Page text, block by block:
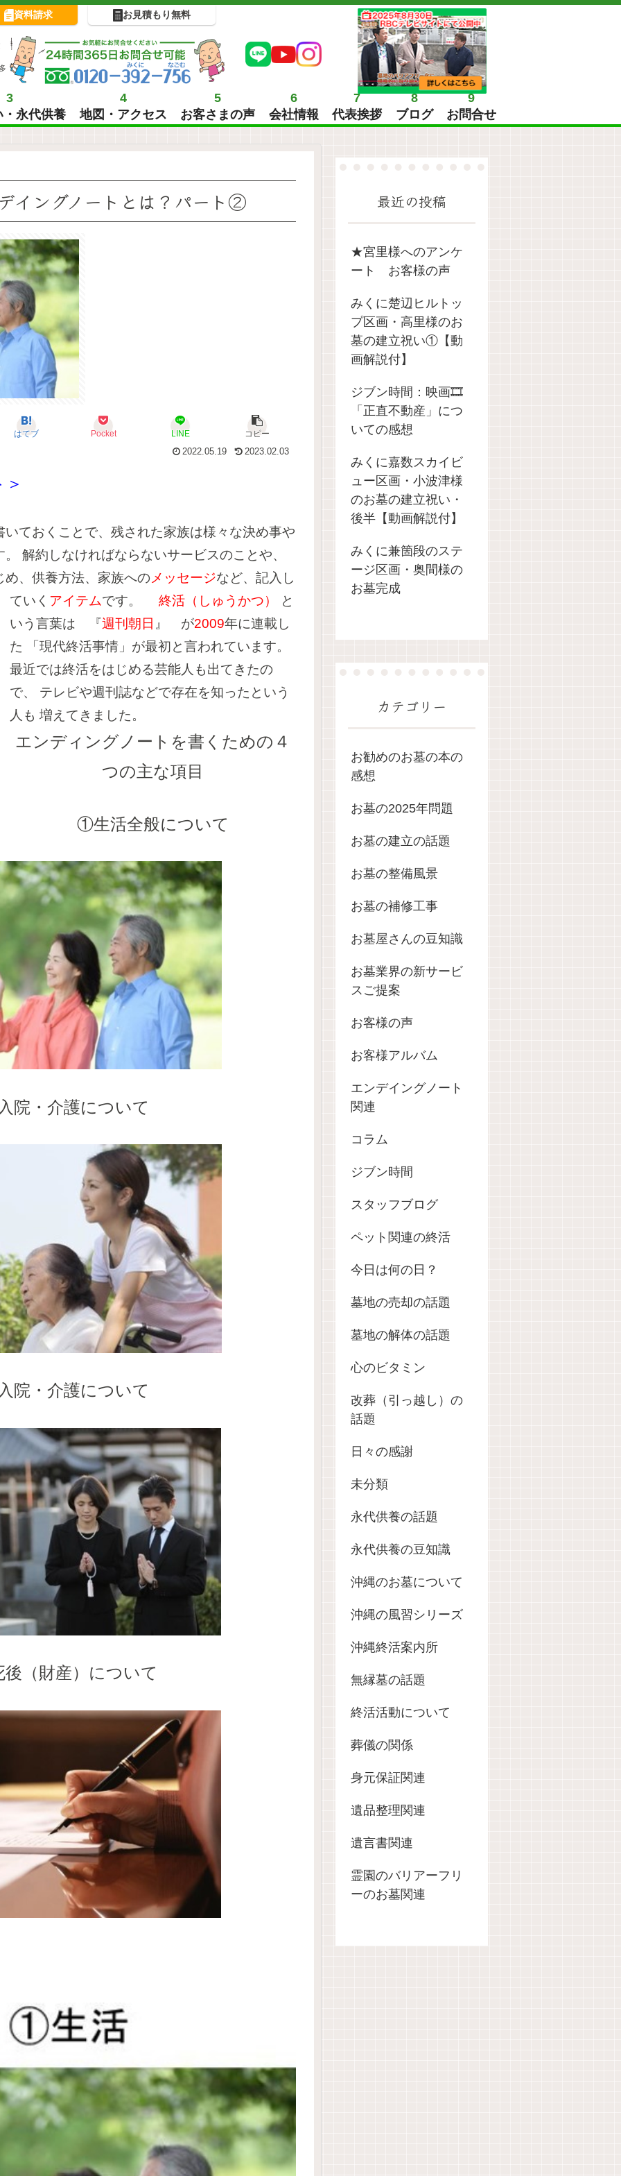
資料請求 お見積もり無料
3
・永代供養
4
地図・アクセス
5
お客さまの声
6
会社情報
7
代表挨拶
8
ブログ
9
お問合せ
イングノートとは？パート②
はてブ Pocket LINE
コピー
2022.05.19
2023.02.03
ておくことで、残された家族は様々な決め事や
解約しなければならないサービスのことや、
、供養方法、家族へのメッセージなど、記入し
ていく アイテムです。 終活（しゅうかつ）
と
いう言葉は 『週刊朝日 』 が2009年に連載し
た
「現代終活事情」が最初と言われています。
最近では終活をはじめる芸能人も出てきたの
で、
テレビや週刊誌などで存在を知ったという
人も 増えてきました。
エンディングノートを書くための４
つの主な項目
①生活全般について
院・介護について
院・介護について
（財産）について
最近の投稿
★宮里様へのアンケ
ート お客様の声
みくに楚辺ヒルトッ
プ区画・高里様のお
墓の建立祝い①【動
画解説付】
ジブン時間：映画🎞️
「正直不動産」につ
いての感想
みくに嘉数スカイビ
ュー区画・小波津様
のお墓の建立祝い・
後半【動画解説付】
みくに兼箇段のステ
ージ区画・奥間様の
お墓完成
カテゴリー
お勧めのお墓の本の
感想
お墓の2025年問題
お墓の建立の話題
お墓の整備風景
お墓の補修工事
お墓屋さんの豆知識
お墓業界の新サービ
スご提案
お客様の声
お客様アルバム
エンデイングノート
関連
コラム
ジブン時間
スタッフブログ
ペット関連の終活
今日は何の日？
墓地の売却の話題
墓地の解体の話題
心のビタミン
改葬（引っ越し）の
話題
日々の感謝
未分類
永代供養の話題
永代供養の豆知識
沖縄のお墓について
沖縄の風習シリーズ
沖縄終活案内所
無縁墓の話題
終活活動について
葬儀の関係
身元保証関連
遺品整理関連
遺言書関連
霊園のバリアーフリ
ーのお墓関連